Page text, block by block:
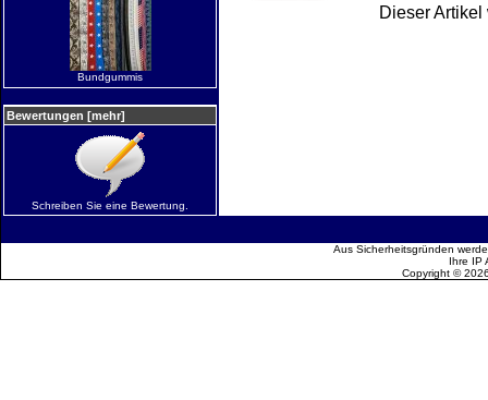
Bundgummis
Bewertungen [mehr]
Schreiben Sie eine Bewertung.
Dieser
Aus Sicherheitsgründen
Ihre IP
Copyright ©